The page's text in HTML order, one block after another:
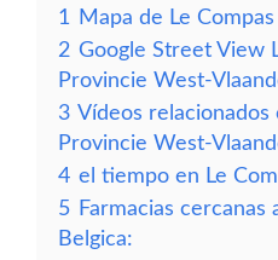
1
Mapa de Le Compas
2 Google Street View
Provincie West-
3 Vídeos relacionados
Provincie West-
4 el tiempo en Le
5 Farmacias cercanas
Belgica: